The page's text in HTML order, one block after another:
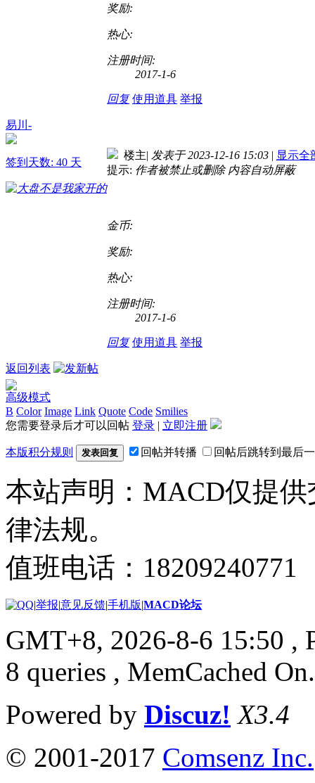
奖励:
热心:
注册时间:
2017-1-6
回复 使用道具 举报
易川-
签到天数: 40 天
楼主| 发表于 2023-12-16 15:03 | 显示全
提示: 作者被禁止或删除 内容自动屏蔽
金币:
奖励:
热心:
注册时间:
2017-1-6
回复 使用道具 举报
返回列表
高级模式
B Color Image Link Quote Code Smilies
您需要登录后才可以回帖 登录 | 立即注册
本版积分规则 发表回复 回帖并转播 回帖后跳转到最后
本站声明：MACD仅提
律法规。
值班电话：
|举报|意见反馈|手机版|MACD论坛
GMT+8, 2026-8-6 15:50 ,
8 queries , MemCached On.
Powered by Discuz! X3.4
© 2001-2017 Comsenz Inc.